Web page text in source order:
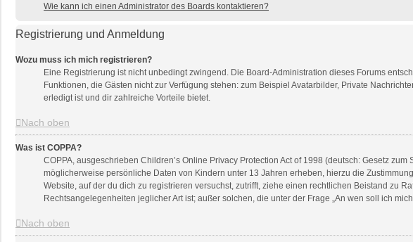
Wie kann ich einen Administrator des Boards kontaktieren?
Registrierung und Anmeldung
Wozu muss ich mich registrieren?
Eine Registrierung ist nicht unbedingt zwingend. Die Board-Administration dieses Forums
Funktionen, die Gästen nicht zur Verfügung stehen: zum Beispiel Avatarbilder, Private
erledigt ist und dir zahlreiche Vorteile bietet.
Nach oben
Was ist COPPA?
COPPA, ausgeschrieben Children’s Online Privacy Protection Act of 1998 (deutsch: Gesetz
möglicherweise persönliche Daten von Kindern unter 13 Jahren erheben, hierzu die
Website, auf der du dich zu registrieren versuchst, zutrifft, ziehe einen rechtlichen Beistand zu
Rechtsangelegenheiten jeglicher Art ist; außer solchen, die unter der Frage „An wen soll ich
Nach oben